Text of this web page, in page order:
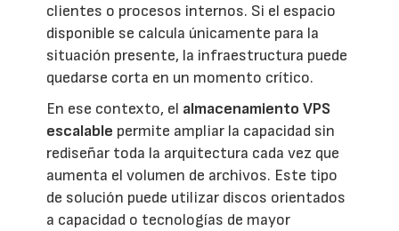
clientes o procesos internos. Si el espacio
disponible se calcula únicamente para la
situación presente, la infraestructura puede
quedarse corta en un momento crítico.
En ese contexto, el almacenamiento VPS
escalable permite ampliar la capacidad sin
rediseñar toda la arquitectura cada vez que
aumenta el volumen de archivos. Este tipo
de solución puede utilizar discos orientados
a capacidad o tecnologías de mayor